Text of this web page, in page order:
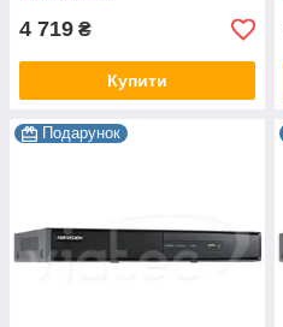
4 719 ₴
Купити
Подарунок